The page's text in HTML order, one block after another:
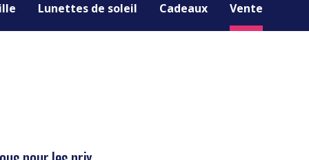
Lunettes de soleil Cadeaux Vente